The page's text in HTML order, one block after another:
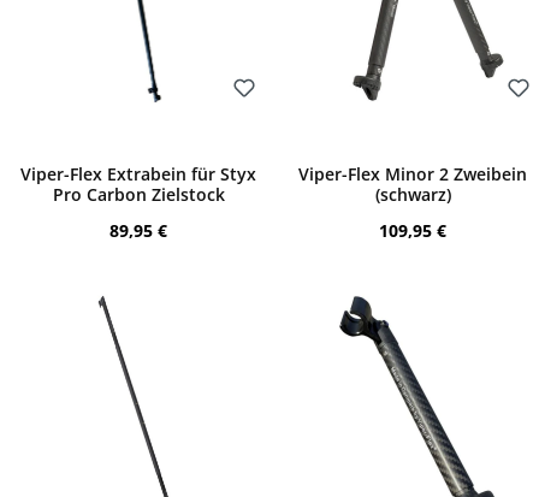
Viper-Flex Extrabein für Styx
Pro Carbon Zielstock
Regulärer Preis:
89,95 €
Viper-Flex Minor 2 Zweibein
(schwarz)
Regulärer Preis:
109,95 €